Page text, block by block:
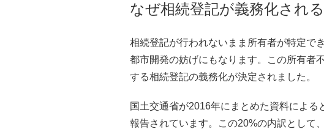
なぜ相続登記が義務化され
相続登記が行われないまま所有者が特定で
都市開発の妨げにもなります。この所有者
する相続登記の義務化が決定されました。
国土交通省が2016年にまとめた資料によ
報告されています。この20%の内訳として